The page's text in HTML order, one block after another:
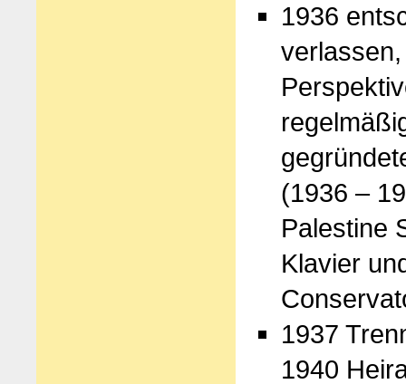
1936
(1936 –
Palestine
Klavier
1937
1940